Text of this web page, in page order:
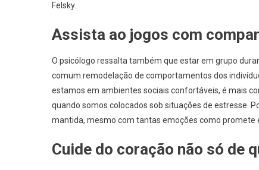
Felsky.
Assista ao jogos com
O psicólogo ressalta também que estar em grupo
comum remodelação de comportamentos dos
estamos em ambientes sociais confortáveis, é mais
quando somos colocados sob situações de estresse.
mantida, mesmo com tantas emoções como promete
Cuide do coração não só de